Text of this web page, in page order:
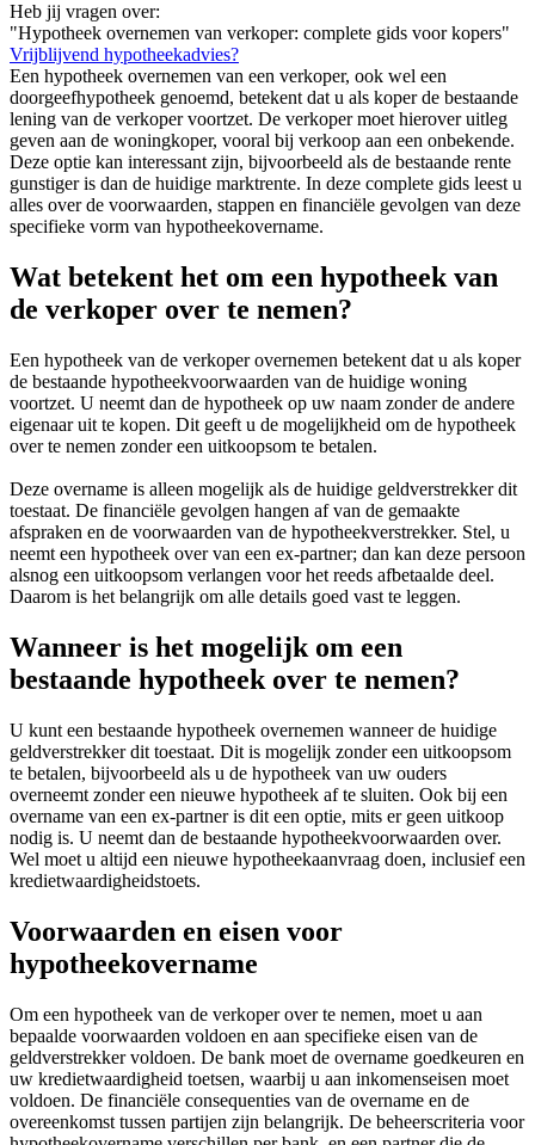
Heb jij vragen over:
"Hypotheek overnemen van verkoper: complete gids voor kopers"
Vrijblijvend hypotheekadvies?
Een hypotheek overnemen van een verkoper, ook wel een
doorgeefhypotheek genoemd, betekent dat u als koper de bestaande
lening van de verkoper voortzet. De verkoper moet hierover uitleg
geven aan de woningkoper, vooral bij verkoop aan een onbekende.
Deze optie kan interessant zijn, bijvoorbeeld als de bestaande rente
gunstiger is dan de huidige marktrente. In deze complete gids leest u
alles over de voorwaarden, stappen en financiële gevolgen van deze
specifieke vorm van hypotheekovername.
Wat betekent het om een hypotheek van
de verkoper over te nemen?
Een hypotheek van de verkoper overnemen betekent dat u als koper
de bestaande hypotheekvoorwaarden van de huidige woning
voortzet. U neemt dan de hypotheek op uw naam zonder de andere
eigenaar uit te kopen. Dit geeft u de mogelijkheid om de hypotheek
over te nemen zonder een uitkoopsom te betalen.
Deze overname is alleen mogelijk als de huidige geldverstrekker dit
toestaat. De financiële gevolgen hangen af van de gemaakte
afspraken en de voorwaarden van de hypotheekverstrekker. Stel, u
neemt een hypotheek over van een ex-partner; dan kan deze persoon
alsnog een uitkoopsom verlangen voor het reeds afbetaalde deel.
Daarom is het belangrijk om alle details goed vast te leggen.
Wanneer is het mogelijk om een
bestaande hypotheek over te nemen?
U kunt een bestaande hypotheek overnemen wanneer de huidige
geldverstrekker dit toestaat. Dit is mogelijk zonder een uitkoopsom
te betalen, bijvoorbeeld als u de hypotheek van uw ouders
overneemt zonder een nieuwe hypotheek af te sluiten. Ook bij een
overname van een ex-partner is dit een optie, mits er geen uitkoop
nodig is. U neemt dan de bestaande hypotheekvoorwaarden over.
Wel moet u altijd een nieuwe hypotheekaanvraag doen, inclusief een
kredietwaardigheidstoets.
Voorwaarden en eisen voor
hypotheekovername
Om een hypotheek van de verkoper over te nemen, moet u aan
bepaalde voorwaarden voldoen en aan specifieke eisen van de
geldverstrekker voldoen. De bank moet de overname goedkeuren en
uw kredietwaardigheid toetsen, waarbij u aan inkomenseisen moet
voldoen. De financiële consequenties van de overname en de
overeenkomst tussen partijen zijn belangrijk. De beheerscriteria voor